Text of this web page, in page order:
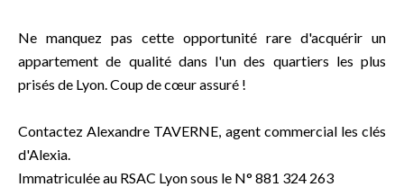
Ne manquez pas cette opportunité rare d'acquérir un
appartement de qualité dans l'un des quartiers les plus
prisés de Lyon. Coup de cœur assuré !
Contactez Alexandre TAVERNE, agent commercial les clés
d'Alexia.
Immatriculée au RSAC Lyon sous le N° 881 324 263